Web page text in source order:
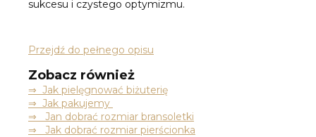
sukcesu i czystego optymizmu.
Przejdź do pełnego opisu
Zobacz również
⇒ Jak pielęgnować biżuterię
⇒ Jak pakujemy
⇒ Jan dobrać rozmiar bransoletki
⇒ Jak dobrać rozmiar pierścionka